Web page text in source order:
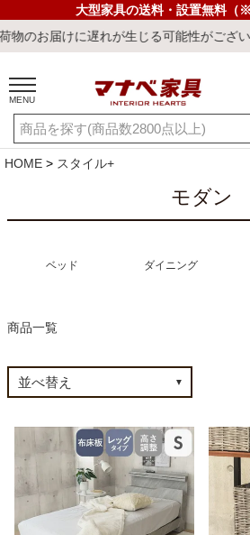
大型家具の送料・設置無料（※
可能性がございます。ご迷惑をおかけ
MENU
ご利用ガイド 新規会
店舗一覧 閲覧履
最短発送 冷感寝具
カテゴリから探す
ソファ
HOME スタイル+
モダン
ベッド ダイニング
商品一覧